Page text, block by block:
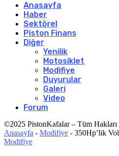
Anasayfa
Haber
Sektörel
Piston Finans
Diğer
Yenilik
Motosiklet
Modifiye
Duyurular
Galeri
Video
Forum
©2025 PistonKafalar – Tüm Hakları
Anasayfa - Modifiye - 350Hp’lik
Modifiye